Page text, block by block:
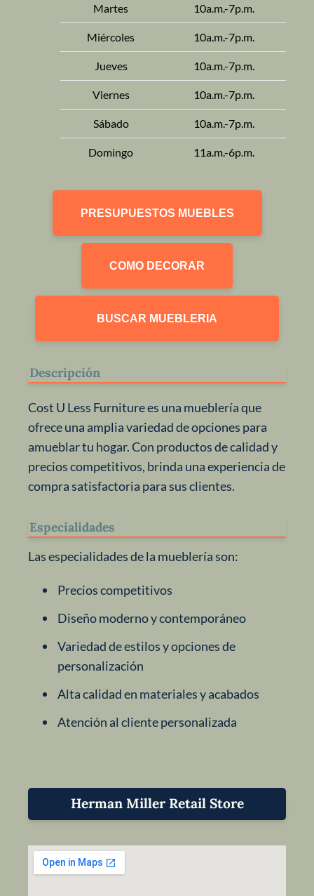
Martes 10a.m.-7p.m.
Miércoles 10a.m.-7p.m.
Jueves 10a.m.-7p.m.
Viernes 10a.m.-7p.m.
Sábado 10a.m.-7p.m.
Domingo 11a.m.-6p.m.
PRESUPUESTOS MUEBLES
COMO DECORAR
BUSCAR MUEBLERIA
Descripción
Cost U Less Furniture es una mueblería que
ofrece una amplia variedad de opciones para
amueblar tu hogar. Con productos de calidad y
precios competitivos, brinda una experiencia de
compra satisfactoria para sus clientes.
Especialidades
Las especialidades de la mueblería son:
Precios competitivos
Diseño moderno y contemporáneo
Variedad de estilos y opciones de
personalización
Alta calidad en materiales y acabados
Atención al cliente personalizada
Herman Miller Retail Store